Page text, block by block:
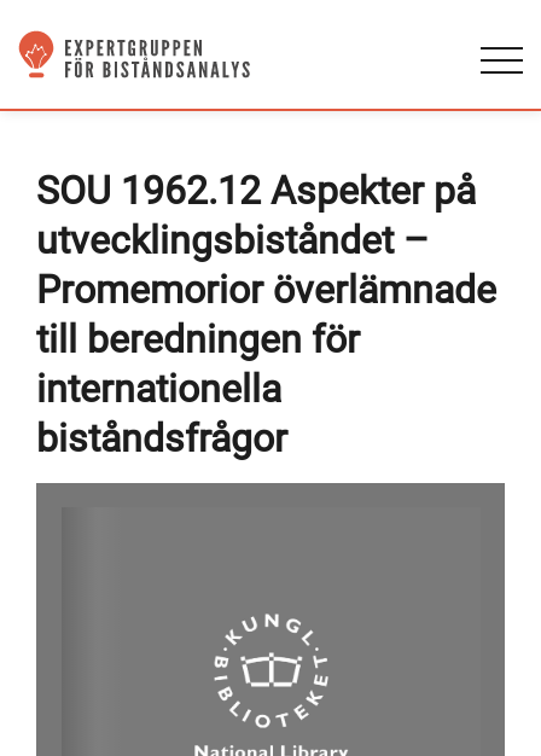
SOU 1962.12 Aspekter på
utvecklingsbiståndet –
Promemorior överlämnade
till beredningen för
internationella
biståndsfrågor